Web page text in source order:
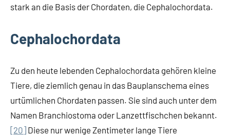
stark an die Basis der Chordaten, die Cephalochordata.
Cephalochordata
Zu den heute lebenden Cephalochordata gehören kleine
Tiere, die ziemlich genau in das Bauplanschema eines
urtümlichen Chordaten passen. Sie sind auch unter dem
Namen Branchiostoma oder Lanzettfischchen bekannt.
[20] Diese nur wenige Zentimeter lange Tiere